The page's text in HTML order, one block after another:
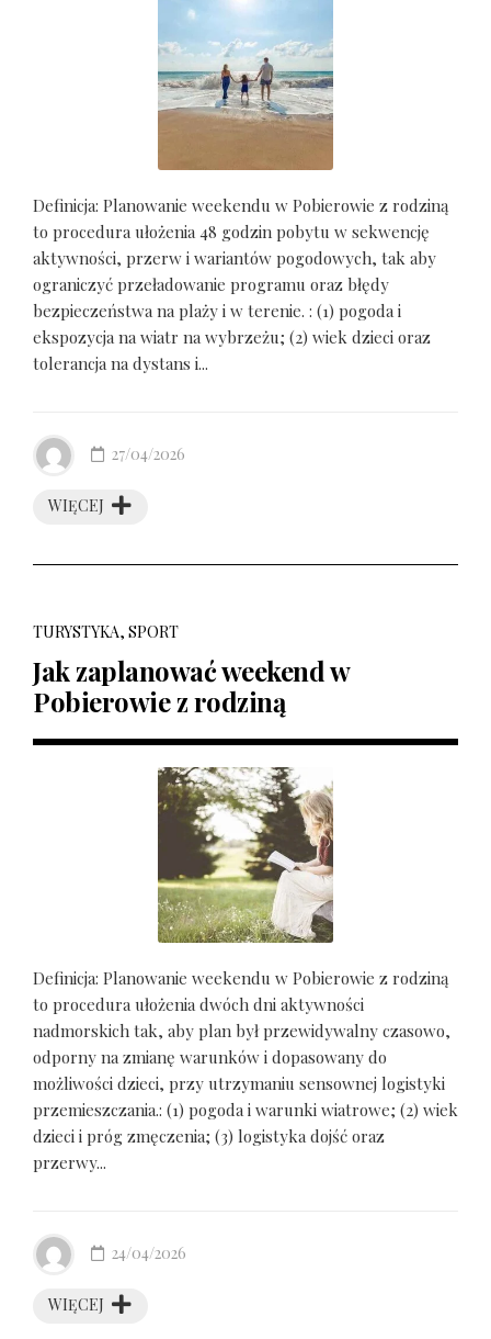
Definicja: Planowanie weekendu w Pobierowie z rodziną
to procedura ułożenia 48 godzin pobytu w sekwencję
aktywności, przerw i wariantów pogodowych, tak aby
ograniczyć przeładowanie programu oraz błędy
bezpieczeństwa na plaży i w terenie. : (1) pogoda i
ekspozycja na wiatr na wybrzeżu; (2) wiek dzieci oraz
tolerancja na dystans i...
WIĘCEJ
27/04/2026
TURYSTYKA, SPORT
Jak zaplanować weekend w
Pobierowie z rodziną
Definicja: Planowanie weekendu w Pobierowie z rodziną
to procedura ułożenia dwóch dni aktywności
nadmorskich tak, aby plan był przewidywalny czasowo,
odporny na zmianę warunków i dopasowany do
możliwości dzieci, przy utrzymaniu sensownej logistyki
przemieszczania.: (1) pogoda i warunki wiatrowe; (2) wiek
dzieci i próg zmęczenia; (3) logistyka dojść oraz
przerwy...
WIĘCEJ
24/04/2026